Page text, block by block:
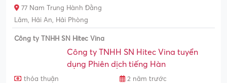
77 Nam Trung Hành Đằng
Lâm, Hải An, Hải Phòng
Công ty TNHH SN Hitec Vina
Công ty TNHH SN Hitec Vina tuyển
dụng Phiên dịch tiếng Hàn
thỏa thuận
2 năm trước